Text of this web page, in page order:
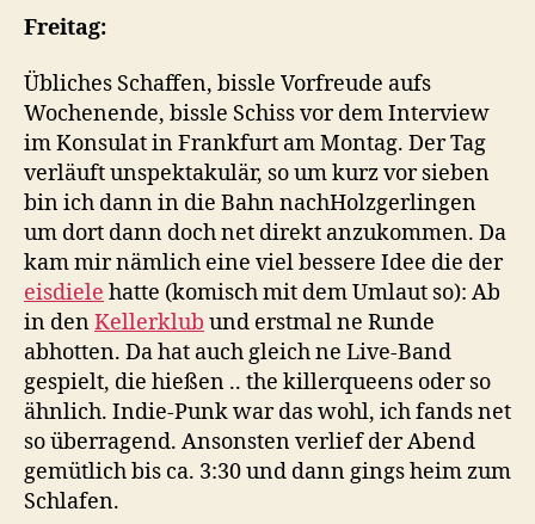
Freitag:
Übliches Schaffen, bissle Vorfreude aufs
Wochenende, bissle Schiss vor dem Interview
im Konsulat in Frankfurt am Montag. Der Tag
verläuft unspektakulär, so um kurz vor sieben
bin ich dann in die Bahn nachHolzgerlingen
um dort dann doch net direkt anzukommen. Da
kam mir nämlich eine viel bessere Idee die der
eisdiele hatte (komisch mit dem Umlaut so): Ab
in denKellerklub und erstmal ne Runde
abhotten. Da hat auch gleich ne Live-Band
gespielt, die hießen .. the killerqueens oder so
ähnlich. Indie-Punk war das wohl, ich fands net
so überragend. Ansonsten verlief der Abend
gemütlich bis ca. 3:30 und dann gings heim zum
Schlafen.